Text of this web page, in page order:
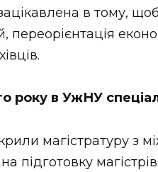
в тому,
переорієнтація
року в УжНУ
магістратуру з
підготовку